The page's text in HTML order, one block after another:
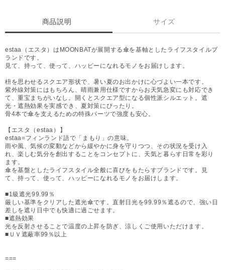
商品説明 サイズ
estaa（エスタ）はMOONBATが展開する傘を基軸としたライフスタイルブ
ランドです。
見て、持って、使って、ハッピーになれるモノをお届けします。
枡を思わせるスクエア形状で、暑い夏のお出かけに心づよい一本です。
紫外線対策にはもちろん、晴雨兼用仕様ですからお天気急変にも対応でき
て、重宝まちがいなし。開くとスクエア型になる個性派シルエット。遮
光・遮熱効果を実感でき、夏対策にぴったり。
骨4本で傘を支えるための特殊パーツで強度も安心。
【エスタ（estaa）】
estaa=フィンランド語で「まもり」の意味。
雨や風、気候の変動などから緩やかに身を守りつつ、その状況を受け入
れ、楽しむ気分を創出することをコンセプトに、天気と暮らす日常を彩り
ます。
傘を基盤としたライフスタイル全般に喜びをもたらすブランドです。見
て、持って、使って、ハッピーになれるモノをお届けします。
■1級遮光99.99％
厳しい基準をクリアした遮光傘です。直射日光を99.99％遮るので、強い日
差しを遮り日中でも快適に過ごせます。
■遮熱効果
光を反射させることで温度の上昇を防ぎ、涼しくご使用いただけます。
■ＵＶ遮蔽率99％以上
===